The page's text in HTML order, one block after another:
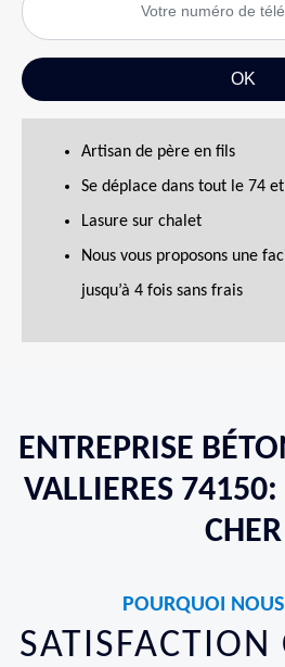
Artisan de père en fils
Se déplace dans tout le 74
Lasure sur chalet
Nous vous proposons une
jusqu’à 4 fois sans frais
ENTREPRISE
VALLIERES
CHER
POURQUOI
SATISFACTION